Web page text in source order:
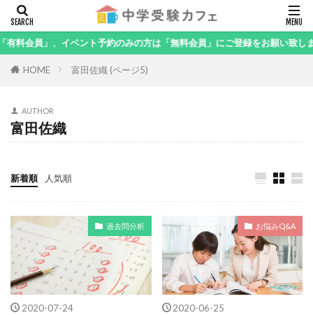
員」、イベント予約のみの方は「無料会員」にご登録をお願い致します。
HOME 富田佐織 (ページ5)
AUTHOR
富田佐織
新着順 人気順
過去問分析
2020-07-24
お悩みQ&A
2020-06-25
キーワード
カテゴリー